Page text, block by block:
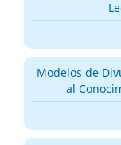
Modelos de
al